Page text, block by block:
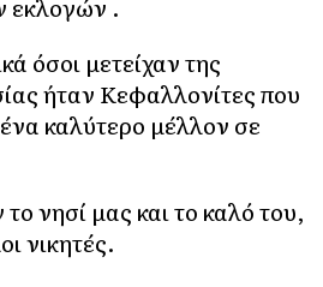
εκλογών .
όσοι μετείχαν της
ήταν Κεφαλλονίτες που
καλύτερο μέλλον σε
νησί μας και το καλό του,
νικητές.